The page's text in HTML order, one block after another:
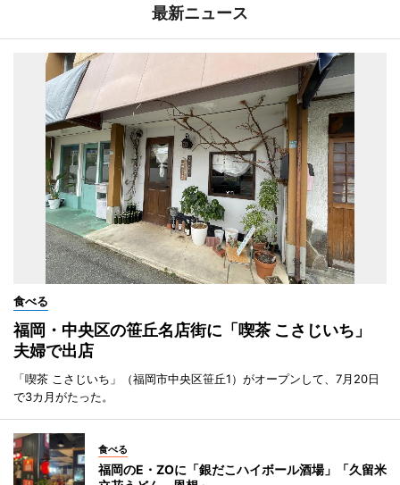
最新ニュース
食べる
福岡・中央区の笹丘名店街に「喫茶 こさじいち」
夫婦で出店
「喫茶 こさじいち」（福岡市中央区笹丘1）がオープンして、7月20日
で3カ月がたった。
食べる
福岡のE・ZOに「銀だこハイボール酒場」「久留米